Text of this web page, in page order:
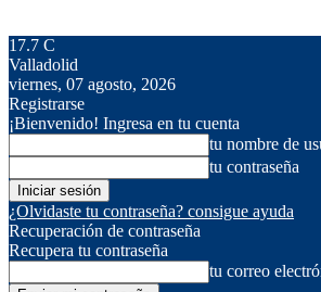
17.7 C
Valladolid
viernes, 07 agosto, 2026
Registrarse
¡Bienvenido! Ingresa en tu cuenta
tu nombre de
tu contraseña
¿Olvidaste tu contraseña? consigue ayuda
Recuperación de contraseña
Recupera tu contraseña
tu correo